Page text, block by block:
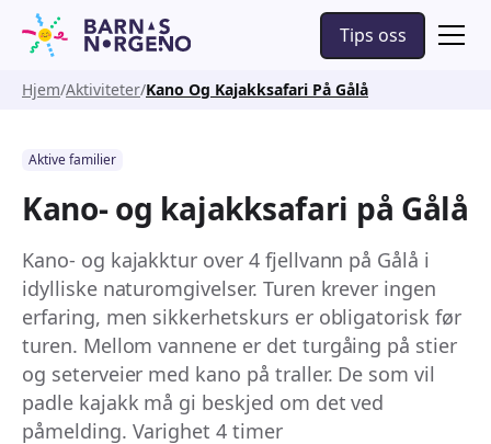
Tips oss
Hjem Aktiviteter Kano Og Kajakksafari På Gålå
Aktive familier
Kano- og kajakksafari på Gålå
Kano- og kajakktur over 4 fjellvann på Gålå i
idylliske naturomgivelser. Turen krever ingen
erfaring, men sikkerhetskurs er obligatorisk før
turen. Mellom vannene er det turgåing på stier
og seterveier med kano på traller. De som vil
padle kajakk må gi beskjed om det ved
påmelding. Varighet 4 timer